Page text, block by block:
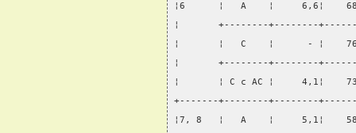
¦6      ¦   А    ¦     6,6¦
¦       +--------+--------
¦       ¦   С    ¦      - ¦
¦       +--------+--------
¦       ¦ С с АС ¦     4,1¦
+-------+--------+--------
¦7, 8   ¦   А    ¦     5,1¦